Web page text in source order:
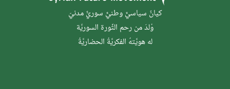
كيانٌ سياسيٌّ وطنيٌّ سوريٌّ مدنيّ
وُلدَ من رحم الثَّورة السوريَّة
له هويَّتهُ الفكريَّةُ الحضاريَّةُ